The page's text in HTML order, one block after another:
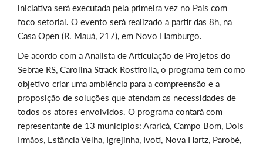
iniciativa será executada pela primeira vez no País com
foco setorial. O evento será realizado a partir das 8h, na
Casa Open (R. Mauá, 217), em Novo Hamburgo.
De acordo com a Analista de Articulação de Projetos do
Sebrae RS, Carolina Strack Rostirolla, o programa tem como
objetivo criar uma ambiência para a compreensão e a
proposição de soluções que atendam as necessidades de
todos os atores envolvidos. O programa contará com
representante de 13 municípios: Araricá, Campo Bom, Dois
Irmãos, Estância Velha, Igrejinha, Ivoti, Nova Hartz, Parobé,